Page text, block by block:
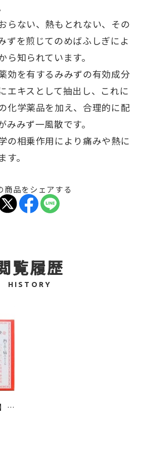
らない、熱もとれない、その
ずを煎じてのめばふしぎによ
ら知られています。
効を有するみみずの有効成分
エキスとして抽出し、これに
化学薬品を加え、合理的に配
みず一風散です。
の相乗作用により痛みや熱に
。
商品をシェアする
覧履歴
HISTORY
【指定第2類医薬品】解熱鎮痛薬 みみず一風散 2包